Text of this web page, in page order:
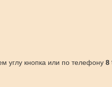
углу кнопка или по телефону 8